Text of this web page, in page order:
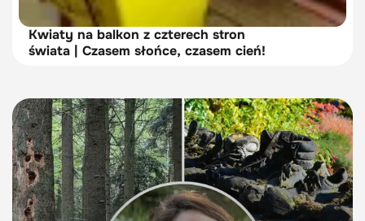
Kwiaty na balkon z czterech stron
świata | Czasem słońce, czasem cień!